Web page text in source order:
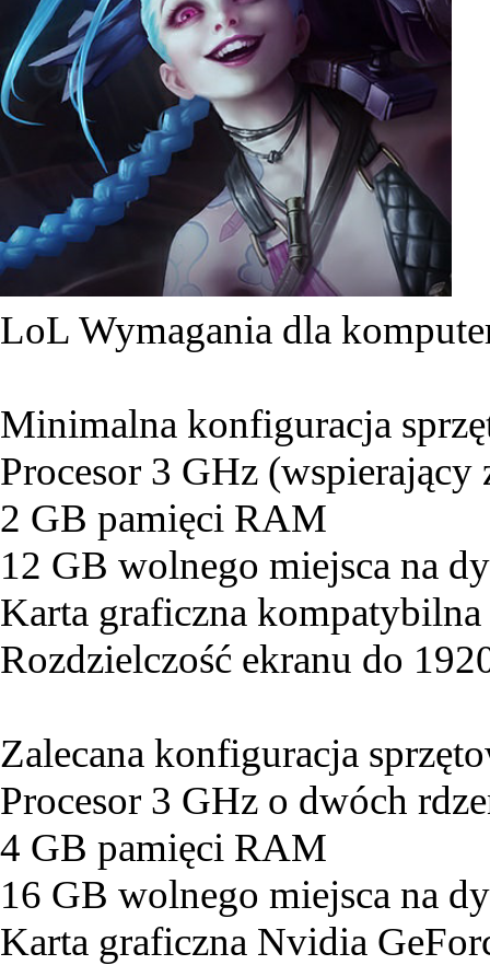
LoL Wymagania dla
Minimalna konfiguracja
Procesor 3 GHz
2 GB pamięci RAM
12 GB wolnego miejsca na
Karta graficzna kompatybilna
Rozdzielczość ekranu do
Zalecana konfiguracja
Procesor 3 GHz o dwóch
4 GB pamięci RAM
16 GB wolnego miejsca na
Karta graficzna Nvidia